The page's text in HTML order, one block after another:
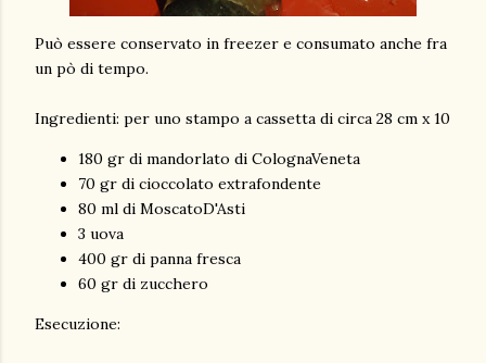
Può essere conservato in freezer e consumato anche fra
un pò di tempo.
Ingredienti: per uno stampo a cassetta di circa 28 cm x 10
180 gr di mandorlato di ColognaVeneta
70 gr di cioccolato extrafondente
80 ml di MoscatoD'Asti
3 uova
400 gr di panna fresca
60 gr di zucchero
Esecuzione: